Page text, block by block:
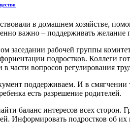
в домашнем хозяйстве,
важно – поддерживать желание
заседании рабочей группы
подростков. Коллеги
части вопросов регулирования
поддерживаем. И в смягчении
есть разрешение родителей.
баланс интересов всех
Информировать подростков об